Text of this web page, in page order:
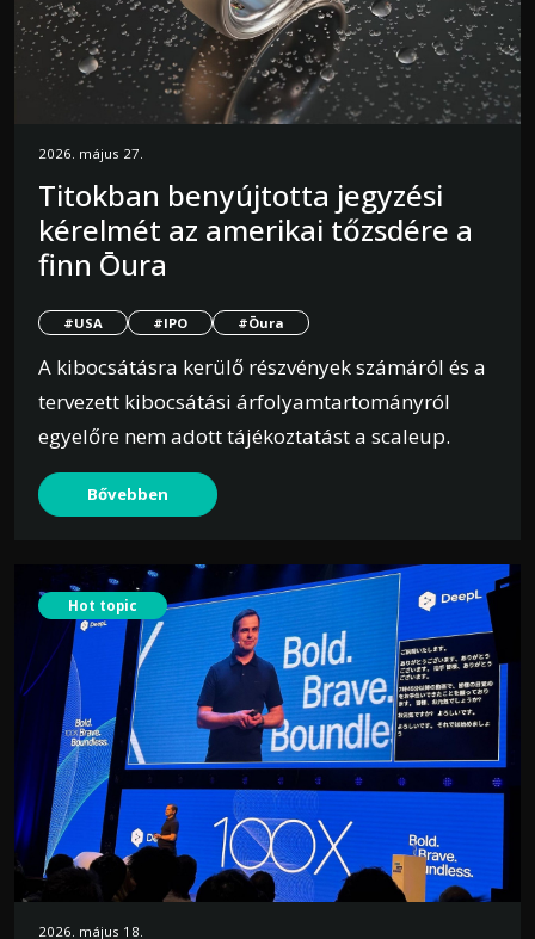
2026. május 27.
Titokban benyújtotta jegyzési
kérelmét az amerikai tőzsdére a
finn Ōura
#USA #IPO #Ōura
A kibocsátásra kerülő részvények számáról és a
tervezett kibocsátási árfolyamtartományról
egyelőre nem adott tájékoztatást a scaleup.
Bővebben
Hot topic
2026. május 18.